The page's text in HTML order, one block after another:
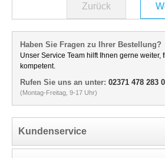
Zurück
Haben Sie Fragen zu Ihrer Bestellung?
Unser Service Team hilft Ihnen gerne weiter,
kompetent.
Rufen Sie uns an unter: 02371 478 283 0
(Montag-Freitag, 9-17 Uhr)
Kundenservice